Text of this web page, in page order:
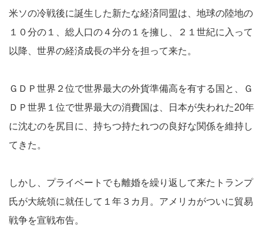
米ソの冷戦後に誕生した新たな経済同盟は、地球の陸地の
１０分の１、総人口の４分の１を擁し、２１世紀に入って
以降、世界の経済成長の半分を担って来た。
ＧＤＰ世界２位で世界最大の外貨準備高を有する国と、Ｇ
ＤＰ世界１位で世界最大の消費国は、日本が失われた20年
に沈むのを尻目に、持ちつ持たれつの良好な関係を維持し
てきた。
しかし、プライベートでも離婚を繰り返して来たトランプ
氏が大統領に就任して１年３カ月。アメリカがついに貿易
戦争を宣戦布告。